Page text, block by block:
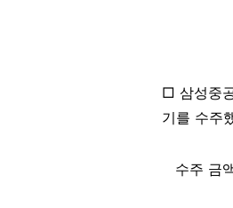
□ 삼성중
기를 수주
수주 금